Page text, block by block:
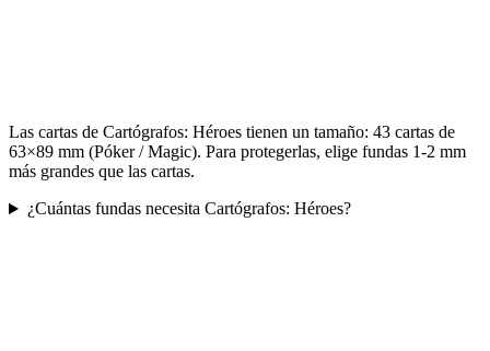
Las cartas de Cartógrafos: Héroes tienen un tamaño: 43 cartas de
63×89 mm (Póker / Magic). Para protegerlas, elige fundas 1-2 mm
más grandes que las cartas.
¿Cuántas fundas necesita Cartógrafos: Héroes?